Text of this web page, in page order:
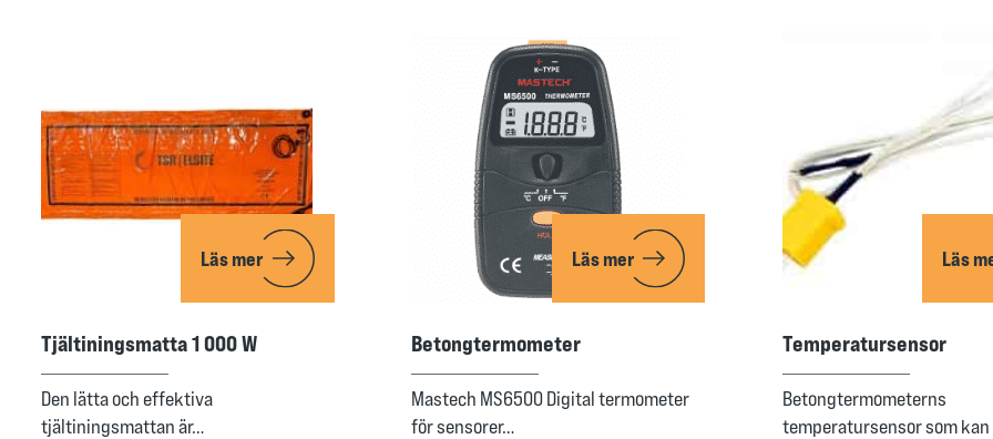
Läs mer
Tjältiningsmatta 1 000 W
Den lätta och effektiva
tjältiningsmattan är…
Läs mer
Betongtermometer
Mastech MS6500 Digital termometer
för sensorer…
Läs
Temperatursensor
Betongtermometerns
temperatursensor som